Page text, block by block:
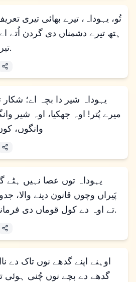
ہتھ تیرے دشمناں دی گردن اُتے
تیرے اگے جھکدے نیں.
میرے پُتر! اوہ جھکیا، اوہ شیر
وانگوں،
پَیراں وچوں قانون دینے والا،
تے اوہ دے کول قوماں دی فرمانبرداری ہووے گی.
گدھے دے بچے نوں چُنی ہوئی